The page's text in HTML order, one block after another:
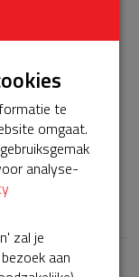
bijna en
Dan
de Vijf!
te
omgaat.
analyse-
zal je
aan